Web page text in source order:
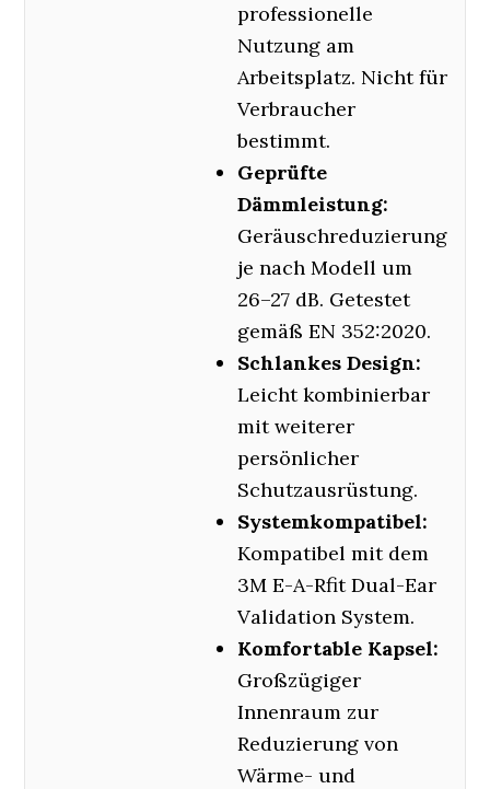
professionelle
Nutzung am
Arbeitsplatz. Nicht für
Verbraucher
bestimmt.
Geprüfte
Dämmleistung:
Geräuschreduzierung
je nach Modell um
26–27 dB. Getestet
gemäß EN 352:2020.
Schlankes Design:
Leicht kombinierbar
mit weiterer
persönlicher
Schutzausrüstung.
Systemkompatibel:
Kompatibel mit dem
3M E-A-Rfit Dual-Ear
Validation System.
Komfortable Kapsel:
Großzügiger
Innenraum zur
Reduzierung von
Wärme- und